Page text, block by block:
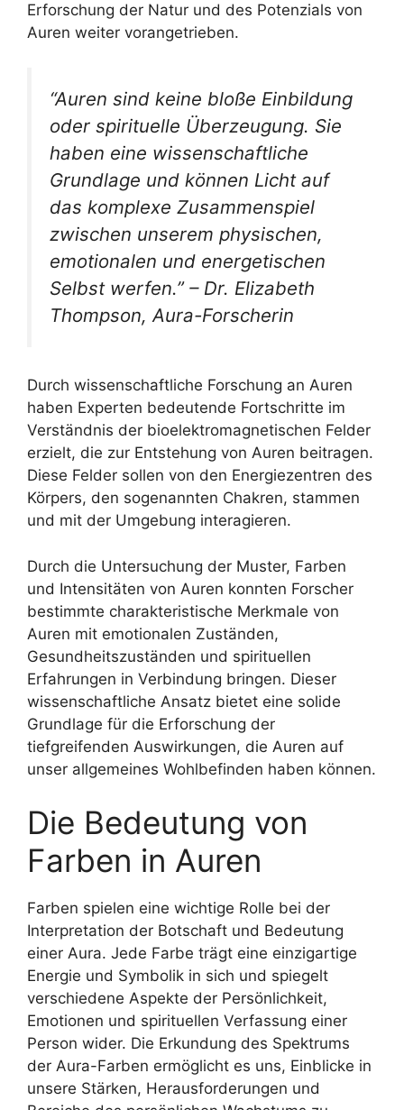
Erforschung der Natur und des Potenzials von
Auren weiter vorangetrieben.
“Auren sind keine bloße Einbildung
oder spirituelle Überzeugung. Sie
haben eine wissenschaftliche
Grundlage und können Licht auf
das komplexe Zusammenspiel
zwischen unserem physischen,
emotionalen und energetischen
Selbst werfen.” – Dr. Elizabeth
Thompson, Aura-Forscherin
Durch wissenschaftliche Forschung an Auren
haben Experten bedeutende Fortschritte im
Verständnis der bioelektromagnetischen Felder
erzielt, die zur Entstehung von Auren beitragen.
Diese Felder sollen von den Energiezentren des
Körpers, den sogenannten Chakren, stammen
und mit der Umgebung interagieren.
Durch die Untersuchung der Muster, Farben
und Intensitäten von Auren konnten Forscher
bestimmte charakteristische Merkmale von
Auren mit emotionalen Zuständen,
Gesundheitszuständen und spirituellen
Erfahrungen in Verbindung bringen. Dieser
wissenschaftliche Ansatz bietet eine solide
Grundlage für die Erforschung der
tiefgreifenden Auswirkungen, die Auren auf
unser allgemeines Wohlbefinden haben können.
Die Bedeutung von
Farben in Auren
Farben spielen eine wichtige Rolle bei der
Interpretation der Botschaft und Bedeutung
einer Aura. Jede Farbe trägt eine einzigartige
Energie und Symbolik in sich und spiegelt
verschiedene Aspekte der Persönlichkeit,
Emotionen und spirituellen Verfassung einer
Person wider. Die Erkundung des Spektrums
der Aura-Farben ermöglicht es uns, Einblicke in
unsere Stärken, Herausforderungen und